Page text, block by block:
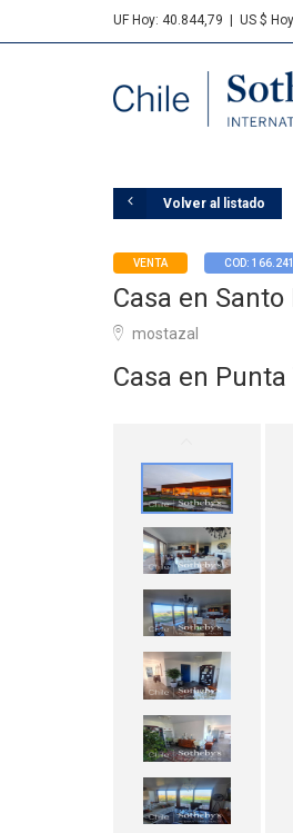
UF Hoy: 40.844,79 US $
Sotheby's
Volver al listado
VENTA COD: 166.241
Casa en
mostazal
Casa en Punta